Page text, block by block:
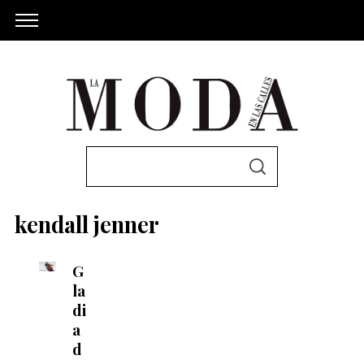
o
S
kendall jenner
G
la
di
a
d